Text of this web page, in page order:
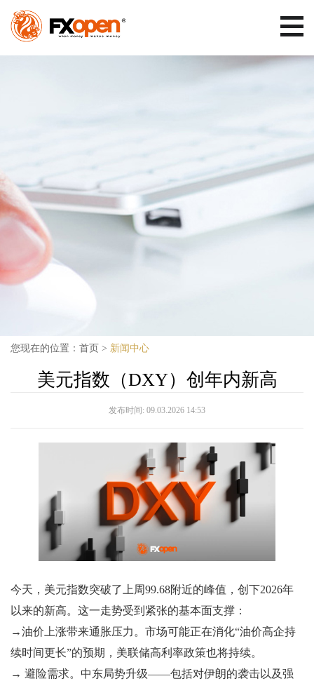
您现在的位置： 首页 > 新闻中心
美元指数（DXY）创年内新高
发布时间: 09.03.2026 14:53
今天，美元指数突破了上周99.68附近的峰值，创下2026年
以来的新高。这一走势受到紧张的基本面支撑：
→油价上涨带来通胀压力。市场可能正在消化“油价高企持
续时间更长”的预期，美联储高利率政策也将持续。
→ 避险需求。中东局势升级——包括对伊朗的袭击以及强